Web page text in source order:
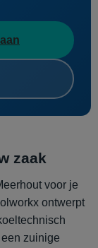
zaak
voor je
ontwerpt
zuinige